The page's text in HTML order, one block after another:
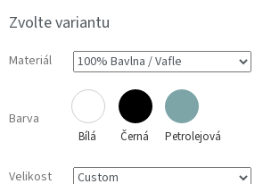
cena:
Zvolte variantu
Materiál
Barva
Bílá Černá Petrolejová
Velikost